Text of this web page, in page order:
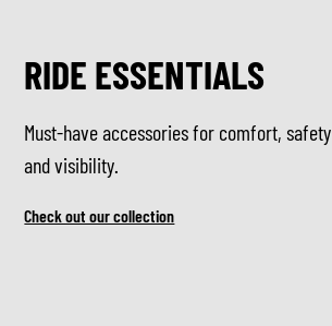
RIDE ESSENTIALS
Must-have accessories for comfort, safety
and visibility.
Check out our collection